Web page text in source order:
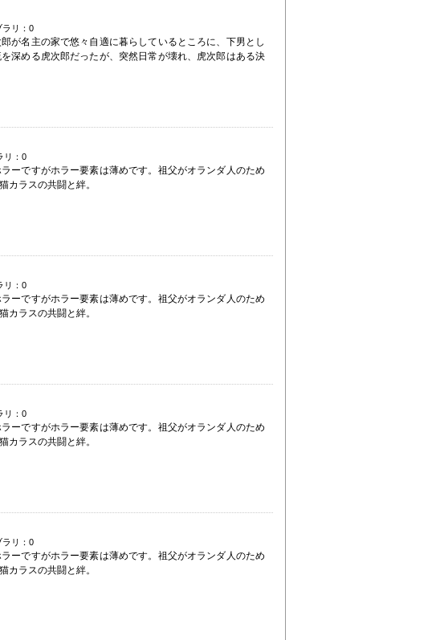
ラリ：0
が名主の家で悠々自適に暮らしているところに、下男とし
深める虎次郎だったが、突然日常が壊れ、虎次郎はある決
リ：0
ーですがホラー要素は薄めです。祖父がオランダ人のため
カラスの共闘と絆。
リ：0
ーですがホラー要素は薄めです。祖父がオランダ人のため
カラスの共闘と絆。
リ：0
ーですがホラー要素は薄めです。祖父がオランダ人のため
カラスの共闘と絆。
ラリ：0
ーですがホラー要素は薄めです。祖父がオランダ人のため
カラスの共闘と絆。